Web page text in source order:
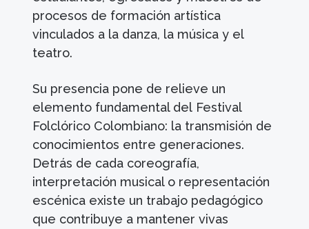
procesos de formación artística
vinculados a la danza, la música y el
teatro.
Su presencia pone de relieve un
elemento fundamental del Festival
Folclórico Colombiano: la transmisión de
conocimientos entre generaciones.
Detrás de cada coreografía,
interpretación musical o representación
escénica existe un trabajo pedagógico
que contribuye a mantener vivas